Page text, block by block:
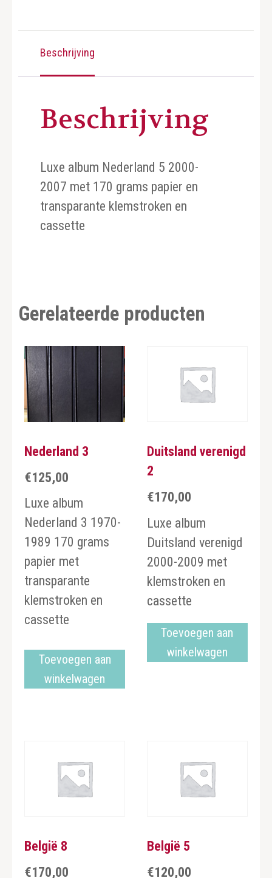
Beschrijving
Beschrijving
Luxe album Nederland 5 2000-
2007 met 170 grams papier en
transparante klemstroken en
cassette
Gerelateerde producten
Nederland 3
€125,00
Luxe album
Nederland 3 1970-
1989 170 grams
papier met
transparante
klemstroken en
cassette
Toevoegen aan
winkelwagen
Duitsland verenigd
2
€170,00
Luxe album
Duitsland verenigd
2000-2009 met
klemstroken en
cassette
Toevoegen aan
winkelwagen
België 8
€170,00
België 5
€120,00